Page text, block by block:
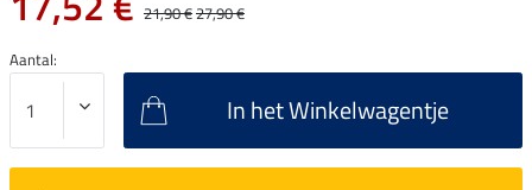
21,90 €27,90 €
Aantal:
In het Winkelwagentje